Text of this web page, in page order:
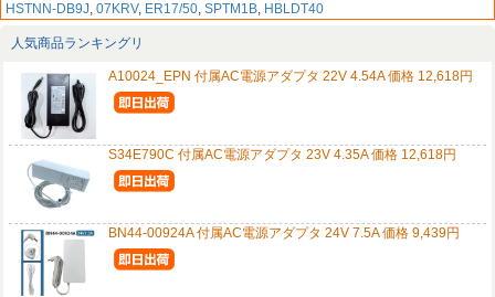
HSTNN-DB9J, 07KRV, ER17/50, SPTM1B, HBLDT40
人気商品ランキングリ
A10024_EPN 付属AC電源アダプタ 22V 4.54A 価格 12,618円
S34E790C 付属AC電源アダプタ 23V 4.35A 価格 12,618円
BN44-00924A 付属AC電源アダプタ 24V 7.5A 価格 9,439円